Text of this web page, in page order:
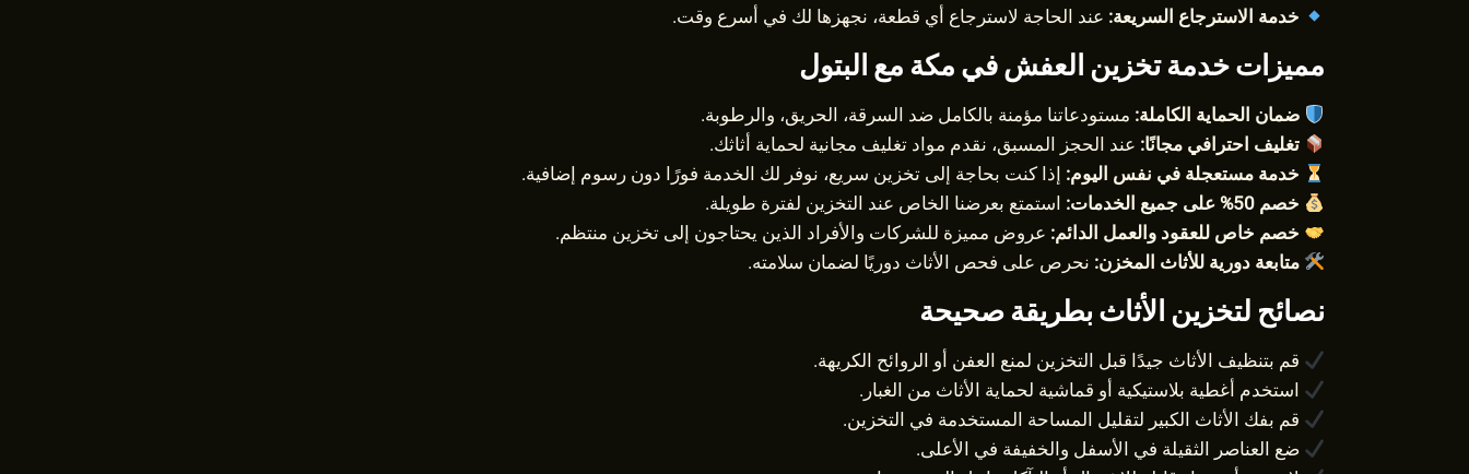
خدمة الاسترجاع السريعة: عند الحاجة لاسترجاع أي قطعة، نجهزها لك في أسرع وقت.
مميزات خدمة تخزين العفش في مكة مع البتول
ضمان الحماية الكاملة: مستودعاتنا مؤمنة بالكامل ضد السرقة، الحريق، والرطوبة.
تغليف احترافي مجانًا: عند الحجز المسبق، نقدم مواد تغليف مجانية لحماية أثاثك.
خدمة مستعجلة في نفس اليوم: إذا كنت بحاجة إلى تخزين سريع، نوفر لك الخدمة فورًا دون رسوم إضافية.
خصم 50% على جميع الخدمات:
استمتع بعرضنا الخاص عند التخزين لفترة طويلة.
خصم خاص للعقود والعمل الدائم: عروض مميزة للشركات والأفراد الذين يحتاجون إلى تخزين منتظم.
متابعة دورية للأثاث المخزن: نحرص على فحص الأثاث دوريًا لضمان سلامته.
نصائح لتخزين الأثاث بطريقة صحيحة
قم بتنظيف الأثاث جيدًا قبل التخزين لمنع العفن أو الروائح الكريهة.
استخدم أغطية بلاستيكية أو قماشية لحماية الأثاث من الغبار.
قم بفك الأثاث الكبير لتقليل المساحة المستخدمة في التخزين.
ضع العناصر الثقيلة في الأسفل والخفيفة في الأعلى.